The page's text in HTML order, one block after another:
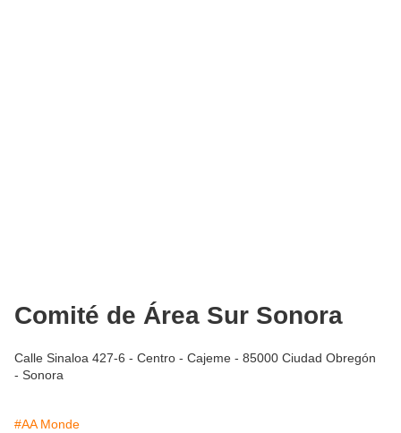
Comité de Área Sur Sonora
Calle Sinaloa 427-6 - Centro - Cajeme - 85000 Ciudad Obregón
- Sonora
#AA Monde